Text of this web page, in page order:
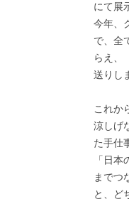
にて展
今年、
で、全
らえ、
送りし
これか
涼しげ
た手仕
「日
までつ
と、ど